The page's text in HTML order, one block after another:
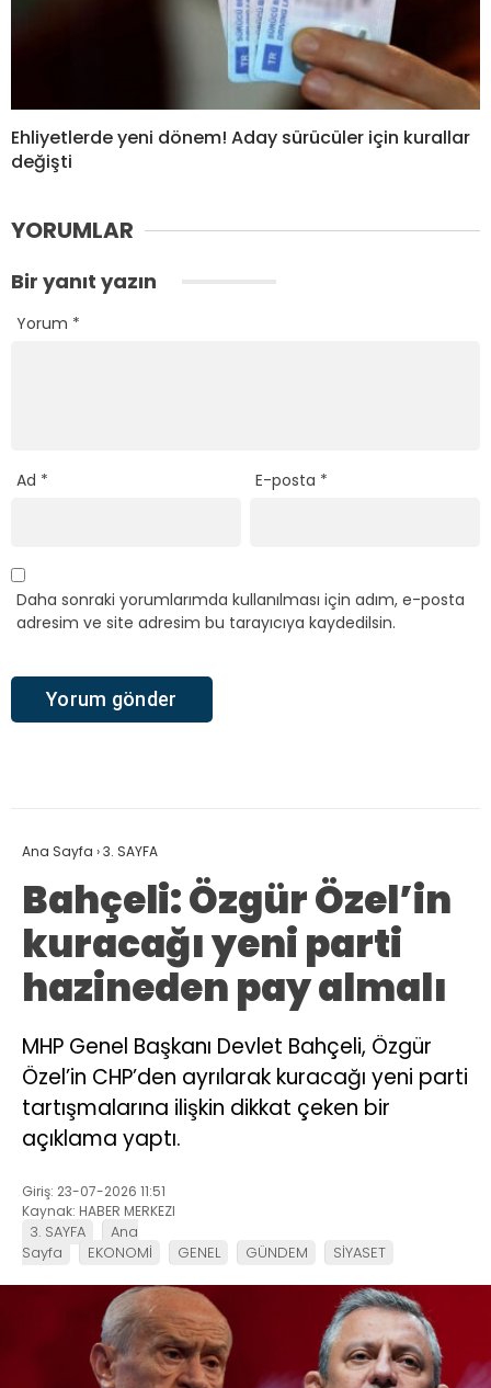
Ehliyetlerde yeni dönem! Aday sürücüler için kurallar
değişti
YORUMLAR
Bir yanıt yazın
Yorum *
Ad * E-posta *
Daha sonraki yorumlarımda kullanılması için adım, e-posta
adresim ve site adresim bu tarayıcıya kaydedilsin.
Ana Sayfa ›3. SAYFA
Bahçeli: Özgür Özel’in
kuracağı yeni parti
hazineden pay almalı
MHP Genel Başkanı Devlet Bahçeli, Özgür
Özel’in CHP’den ayrılarak kuracağı yeni parti
tartışmalarına ilişkin dikkat çeken bir
açıklama yaptı.
Giriş: 23-07-2026 11:51
Kaynak: HABER MERKEZI
3. SAYFA
Ana
Sayfa
EKONOMİ GENEL GÜNDEM SİYASET